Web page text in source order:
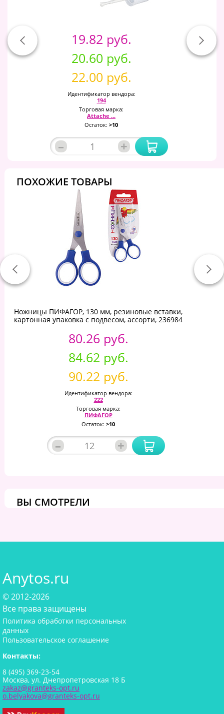
19.82 руб.
20.60 руб.
22.00 руб.
Идентификатор вендора:
194
Торговая марка:
Attache ...
Остаток: >10
– +
ПОХОЖИЕ ТОВАРЫ
Ножницы ПИФАГОР, 130 мм, резиновые вставки,
картонная упаковка с подвесом, ассорти, 236984
80.26 руб.
84.62 руб.
90.22 руб.
Идентификатор вендора:
222
Торговая марка:
ПИФАГОР
Остаток: >10
– +
ВЫ СМОТРЕЛИ
Anytos.ru
© 2012-2026
Все права защищены
Политика обработки персональных
данных
Пользовательское соглашение
Контакты:
8 (495) 369-23-54
Москва, ул. Днепропетровская 18 Б
zakaz@granteks-opt.ru
o.belyakova@granteks-opt.ru